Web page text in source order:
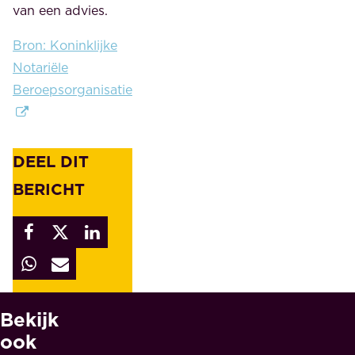
van een advies.
Bron: Koninklijke
Notariële
Beroepsorganisatie
DEEL DIT
BERICHT
Bekijk
ook
W
A